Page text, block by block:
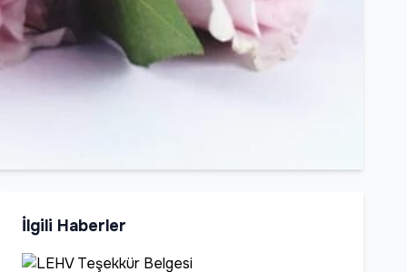
İlgili Haberler